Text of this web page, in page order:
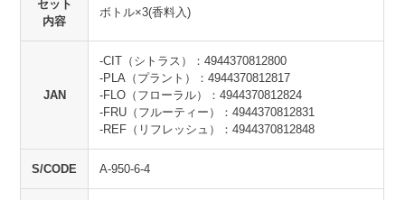
セット
内容
ボトル×3(香料入)
JAN
-CIT（シトラス）：4944370812800
-PLA（プラント）：4944370812817
-FLO（フローラル）：4944370812824
-FRU（フルーティー）：4944370812831
-REF（リフレッシュ）：4944370812848
S/CODE A-950-6-4